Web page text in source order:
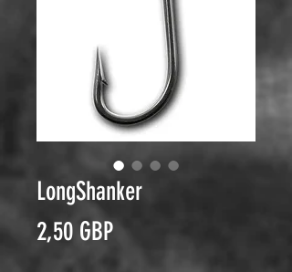
LongShanker
2,50 GBPCena